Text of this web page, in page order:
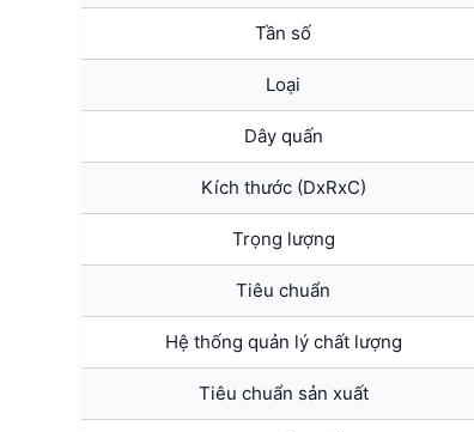
Tần số
Loại
Dây quấn
Kích thước (DxRxC)
Trọng lượng
Tiêu chuẩn
Hệ thống quản lý chất lượng
Tiêu chuẩn sản xuất